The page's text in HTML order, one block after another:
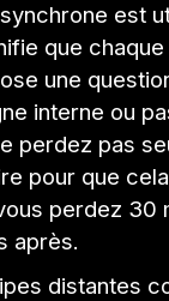
est
que
une
interne ou
perdez pas
pour que
perdez 30
après.
distantes